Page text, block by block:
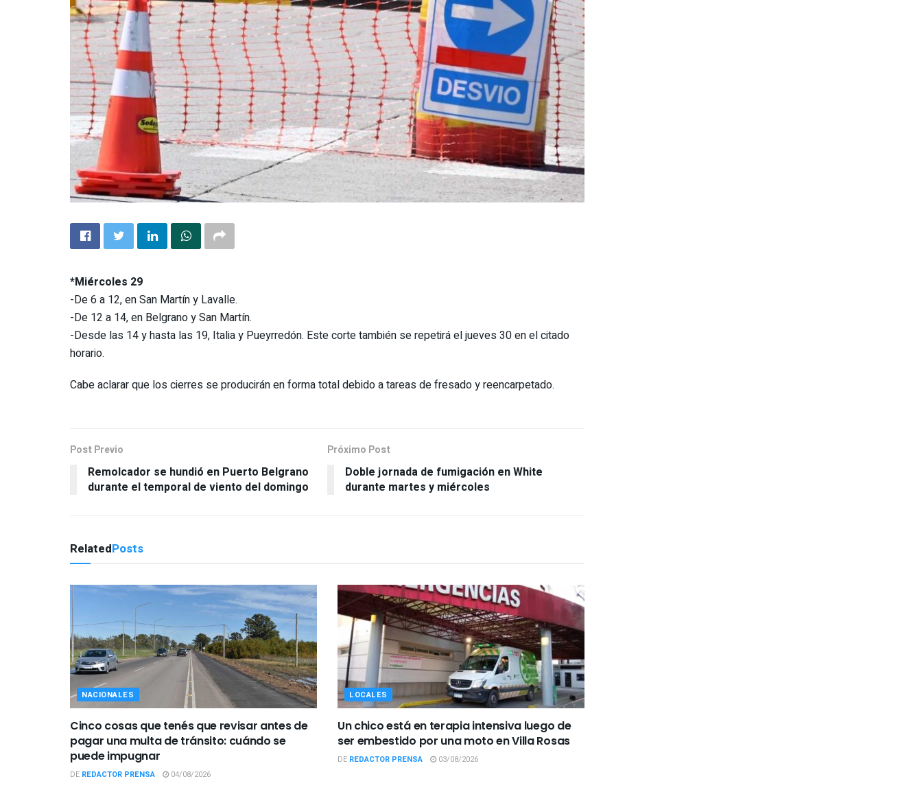
*Miércoles 29
-De 6 a 12, en San Martín y Lavalle.
-De 12 a 14, en Belgrano y San Martín.
-Desde las 14 y hasta las 19, Italia y Pueyrredón. Este corte también se repetirá el jueves 30 en el citado
horario.
Cabe aclarar que los cierres se producirán en forma total debido a tareas de fresado y reencarpetado.
Post Previo
Remolcador se hundió en Puerto Belgrano
durante el temporal de viento del domingo
Próximo Post
Doble jornada de fumigación en White
durante martes y miércoles
RelatedPosts
NACIONALES
Cinco cosas que tenés que revisar antes de
pagar una multa de tránsito: cuándo se
puede impugnar
DE REDACTOR PRENSA 04/08/2026
LOCALES
Un chico está en terapia intensiva luego de
ser embestido por una moto en Villa Rosas
DE REDACTOR PRENSA 03/08/2026